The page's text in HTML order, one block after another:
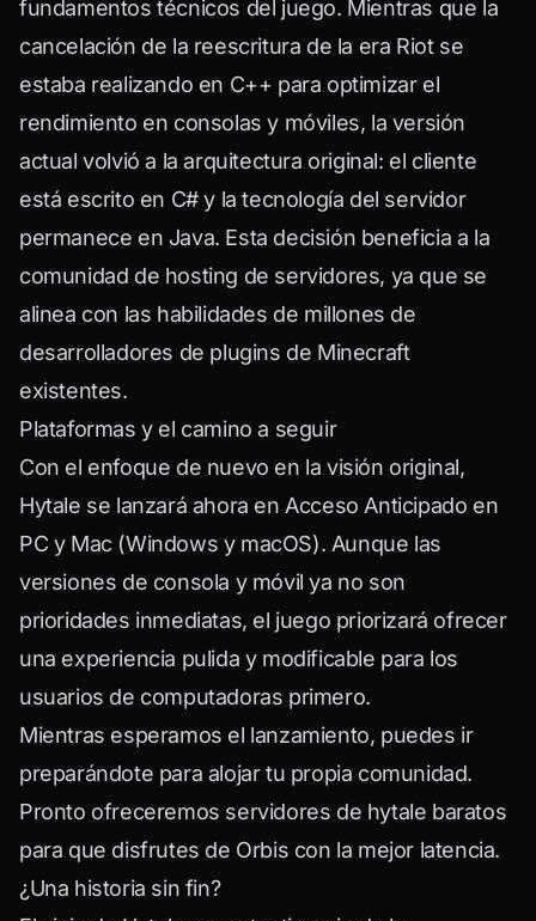
fundamentos técnicos del juego. Mientras que la
cancelación de la reescritura de la era Riot se
estaba realizando en C++ para optimizar el
rendimiento en consolas y móviles, la versión
actual volvió a la arquitectura original: el cliente
está escrito en C# y la tecnología del servidor
permanece en Java. Esta decisión beneficia a la
comunidad de hosting de servidores, ya que se
alinea con las habilidades de millones de
desarrolladores de plugins de Minecraft
existentes.
Plataformas y el camino a seguir
Con el enfoque de nuevo en la visión original,
Hytale se lanzará ahora en Acceso Anticipado en
PC y Mac (Windows y macOS). Aunque las
versiones de consola y móvil ya no son
prioridades inmediatas, el juego priorizará ofrecer
una experiencia pulida y modificable para los
usuarios de computadoras primero.
Mientras esperamos el lanzamiento, puedes ir
preparándote para alojar tu propia comunidad.
Pronto ofreceremos servidores de hytale baratos
para que disfrutes de Orbis con la mejor latencia.
¿Una historia sin fin?